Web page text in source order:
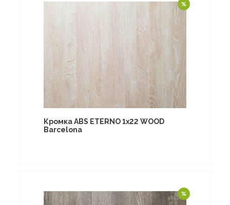
Кромка ABS ETERNO 1x22 WOOD
Barcelona